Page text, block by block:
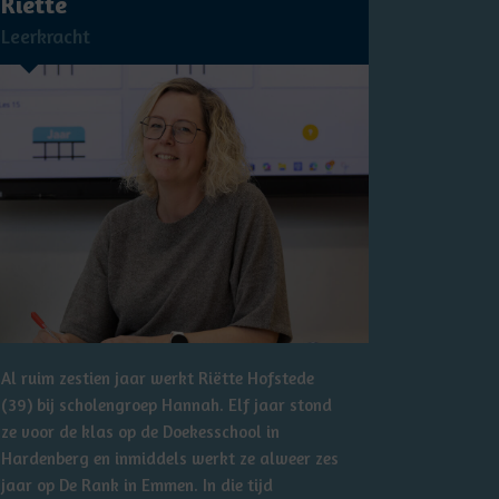
Leerkracht
Al ruim zestien jaar werkt Riëtte Hofstede
(39) bij scholengroep Hannah. Elf jaar stond
ze voor de klas op de Doekesschool in
Hardenberg en inmiddels werkt ze alweer zes
jaar op De Rank in Emmen. In die tijd